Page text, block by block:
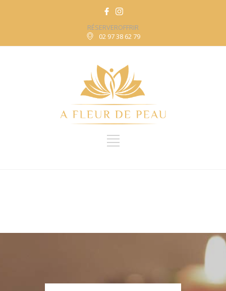
RÉSERVEROFFRIR
02 97 38 62 79